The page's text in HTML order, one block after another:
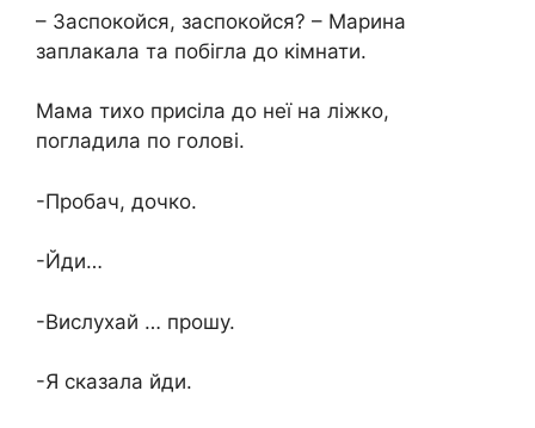
– Заспокойся, заспокойся? – Марина
заплакала та побігла до кімнати.
Мама тихо присіла до неї на ліжко,
погладила по голові.
-Пробач, дочко.
-Йди…
-Вислухай … прошу.
-Я сказала йди.